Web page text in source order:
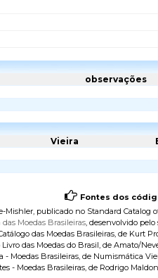
observações
Vieira
Fontes dos
Mishler, publicado no Standard Catalog
Moedas Brasileiras, desenvolvido pelo
das Moedas Brasileiras, de Kurt
Livro das Moedas do Brasil, de Amato/
- Moedas Brasileiras, de Numismática
- Moedas Brasileiras, de Rodrigo